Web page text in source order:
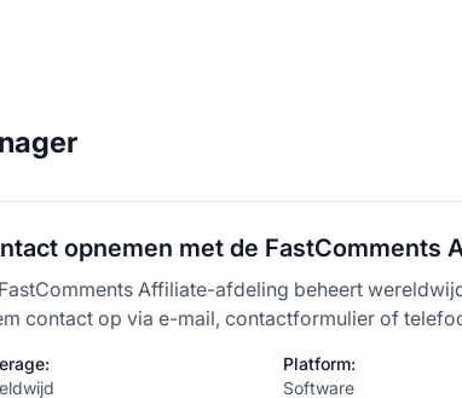
opnemen met de FastComments
Affiliate-afdeling beheert
contact op via e-mail, contactformulier of
Platform:
Software